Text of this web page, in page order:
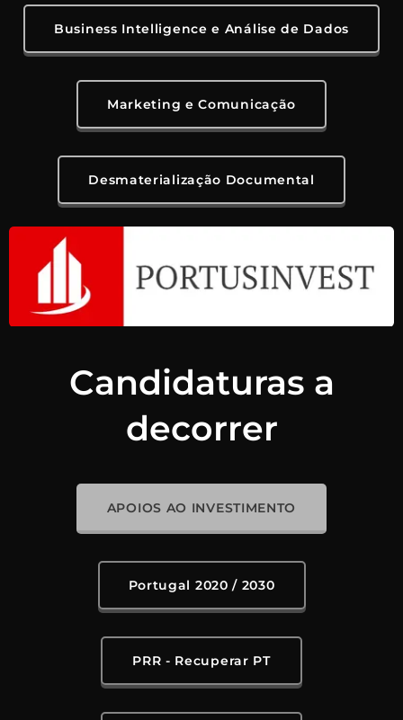
Business Intelligence e Análise de Dados
Marketing e Comunicação
Desmaterialização Documental
Candidaturas a
decorrer
APOIOS AO INVESTIMENTO
Portugal 2020 / 2030
PRR - Recuperar PT